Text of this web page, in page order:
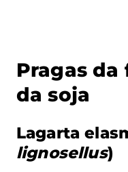
Pragas
da soja
Lagarta
lignosellus)